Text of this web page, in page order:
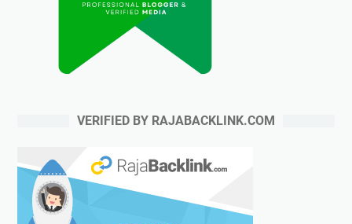
VERIFIED BY RAJABACKLINK.COM